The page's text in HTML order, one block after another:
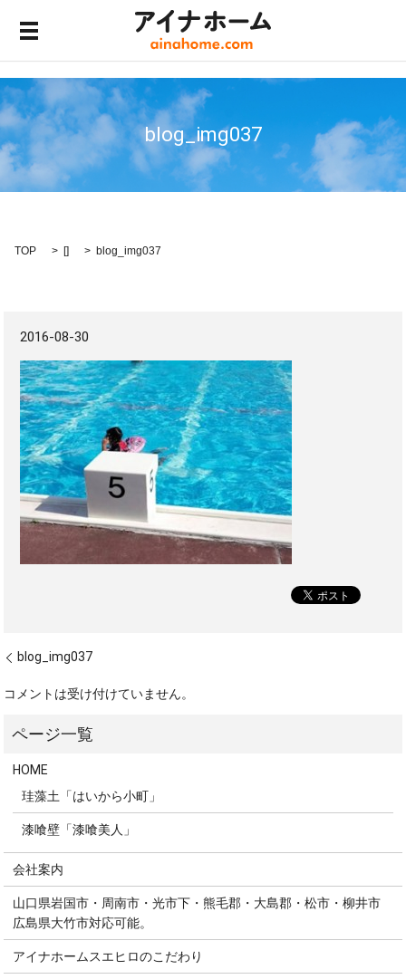
blog_img037
TOP [] blog_img037
2016-08-30
blog_img037
コメントは受け付けていません。
HOME
珪藻土「はいから小町」
漆喰壁「漆喰美人」
会社案内
山口県岩国市・周南市・光市下・熊毛郡・大島郡・松市・柳井市
広島県大竹市対応可能。
アイナホームスエヒロのこだわり